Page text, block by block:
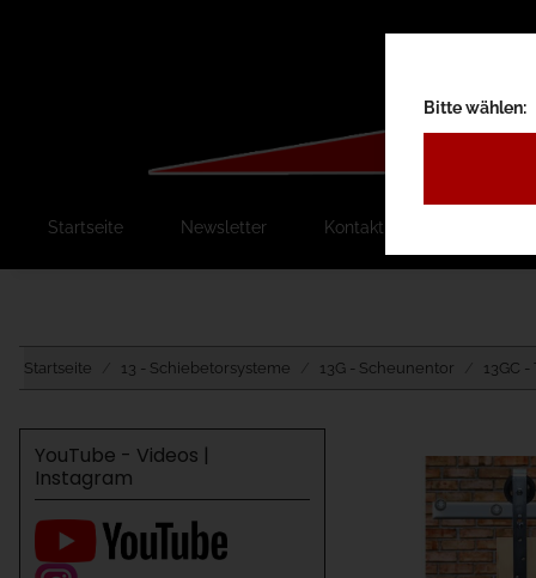
Startseite Newsletter Kontakt
Startseite 13 - Schiebetorsysteme 13G - Scheunentor 13GC
YouTube - Videos |
Instagram
Bitte wählen: